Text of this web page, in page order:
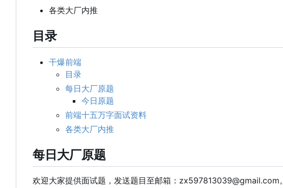
各类大厂内推
目录
干爆前端
目录
每日大厂原题
今日原题
前端十五万字面试资料
各类大厂内推
每日大厂原题
欢迎大家提供面试题 ， 发送题目至邮箱 ： zx597813039@gmail.com。